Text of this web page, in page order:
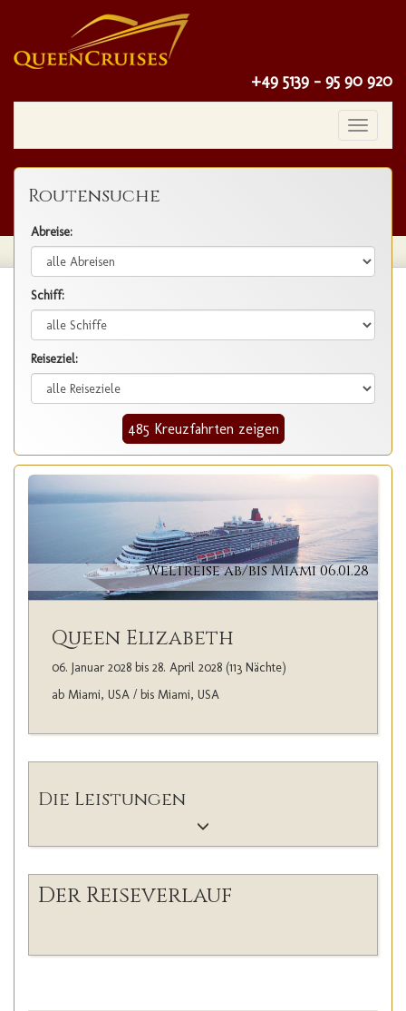
+49 5139 - 95 90 920
Toggle
Routensuche
Abreise:
Schiff:
Reiseziel:
485 Kreuzfahrten zeigen
Weltreise ab/bis Miami 06.01.28
Queen Elizabeth
06. Januar 2028 bis 28. April 2028 (113 Nächte)
ab Miami, USA / bis Miami, USA
Die Leistungen
Der Reiseverlauf